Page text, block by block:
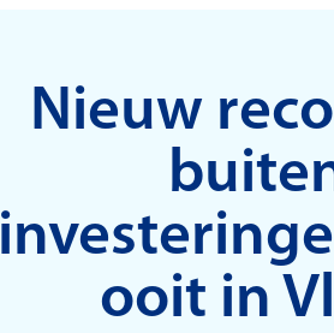
Nieuw
ooit in